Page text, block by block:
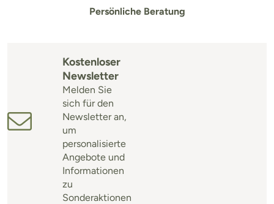
Persönliche Beratung
Kostenloser
Newsletter
Melden Sie
sich für den
Newsletter an,
um
personalisierte
Angebote und
Informationen
zu
Sonderaktionen